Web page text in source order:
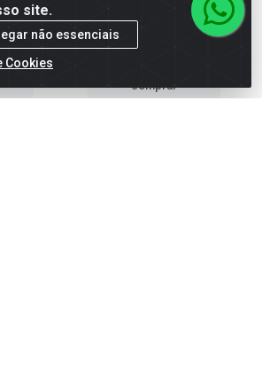
Faça seu login ou
comprar
site.
não essenciais
Cookies